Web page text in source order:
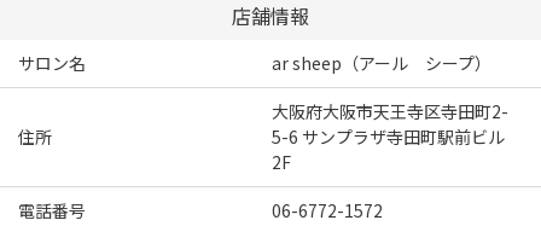
店舗情報
サロン名 ar sheep（アール シープ）
住所
大阪府大阪市天王寺区寺田町2-
5-6 サンプラザ寺田町駅前ビル
2F
電話番号
06-6772-1572